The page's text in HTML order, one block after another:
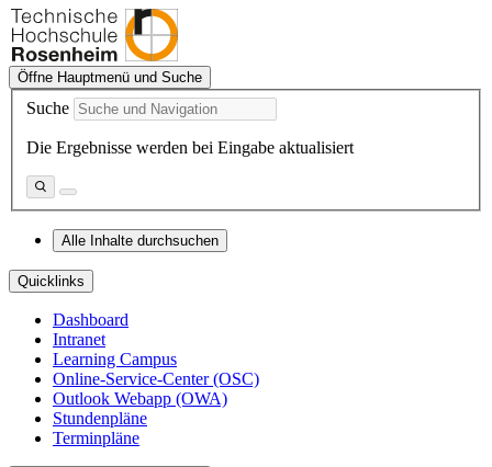
Öffne Hauptmenü und Suche
Suche
Die Ergebnisse werden bei Eingabe aktualisiert
Alle Inhalte durchsuchen
Quicklinks
Dashboard
Intranet
Learning Campus
Online-Service-Center (OSC)
Outlook Webapp (OWA)
Stundenpläne
Terminpläne